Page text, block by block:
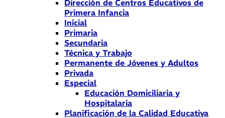
Dirección de Centros Educativos de
Primera Infancia
Inicial
Primaria
Secundaria
Técnica y Trabajo
Permanente de Jóvenes y Adultos
Privada
Especial
Educación Domiciliaria y
Hospitalaria
Planificación de la Calidad Educativa